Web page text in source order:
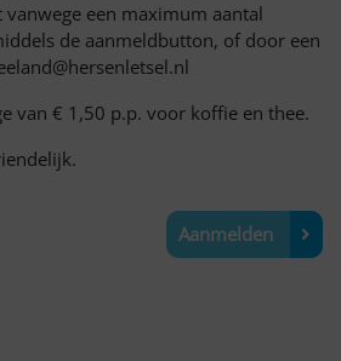
vanwege een maximum aantal
de aanmeldbutton, of door een
van € 1,50 p.p. voor koffie en thee.
Aanmelden